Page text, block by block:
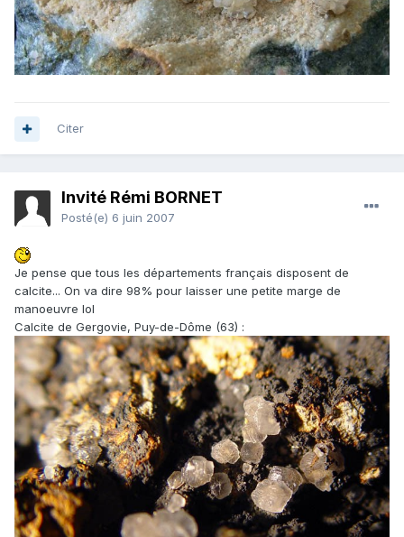
Citer
Invité Rémi BORNET
Posté(e) 6 juin 2007
Je pense que tous les départements français disposent de
calcite... On va dire 98% pour laisser une petite marge de
manoeuvre lol
Calcite de Gergovie, Puy-de-Dôme (63) :